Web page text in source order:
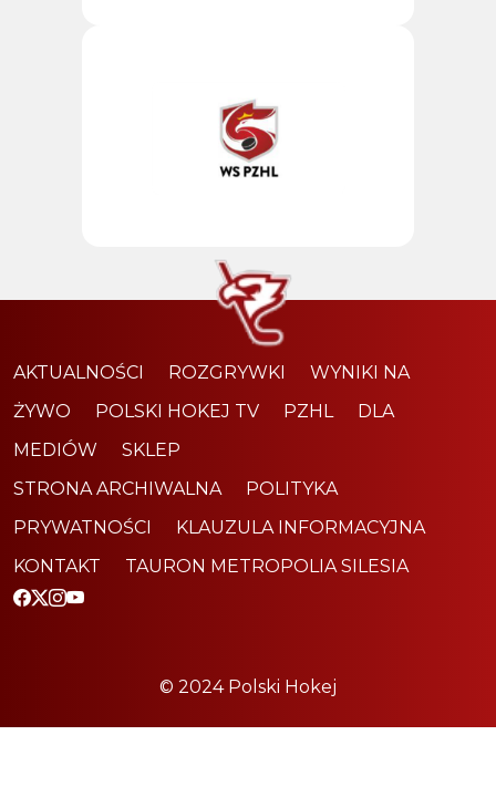
AKTUALNOŚCI ROZGRYWKI
WYNIKI NA
ŻYWO
POLSKI HOKEJ TV PZHL
DLA
MEDIÓW
SKLEP
STRONA ARCHIWALNA
POLITYKA
PRYWATNOŚCI
KLAUZULA INFORMACYJNA
KONTAKT
TAURON METROPOLIA SILESIA
© 2024 Polski Hokej